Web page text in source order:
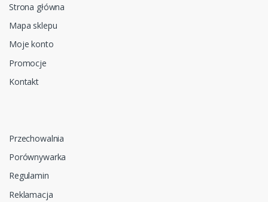
Strona główna
Mapa sklepu
Moje konto
Promocje
Kontakt
Przechowalnia
Porównywarka
Regulamin
Reklamacja